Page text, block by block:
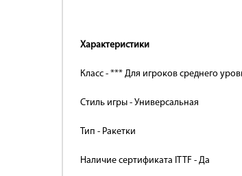
Характеристики
Класс - *** Для игроков среднего
Стиль игры - Универсальная
Тип - Ракетки
Наличие сертификата ITTF - Да